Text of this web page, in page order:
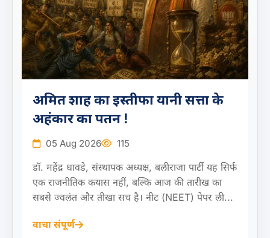
अमित शाह का इस्तीफा यानी सत्ता के
अहंकार का पतन !
05 Aug 2026 115
डॉ. महेंद्र धावडे, संस्थापक अध्यक्ष, बलीराजा पार्टी यह सिर्फ
एक राजनीतिक कयास नहीं, बल्कि आज की तारीख का
सबसे ज्वलंत और तीखा सच है। नीट (NEET) पेपर ली...
वाचा संपूर्ण